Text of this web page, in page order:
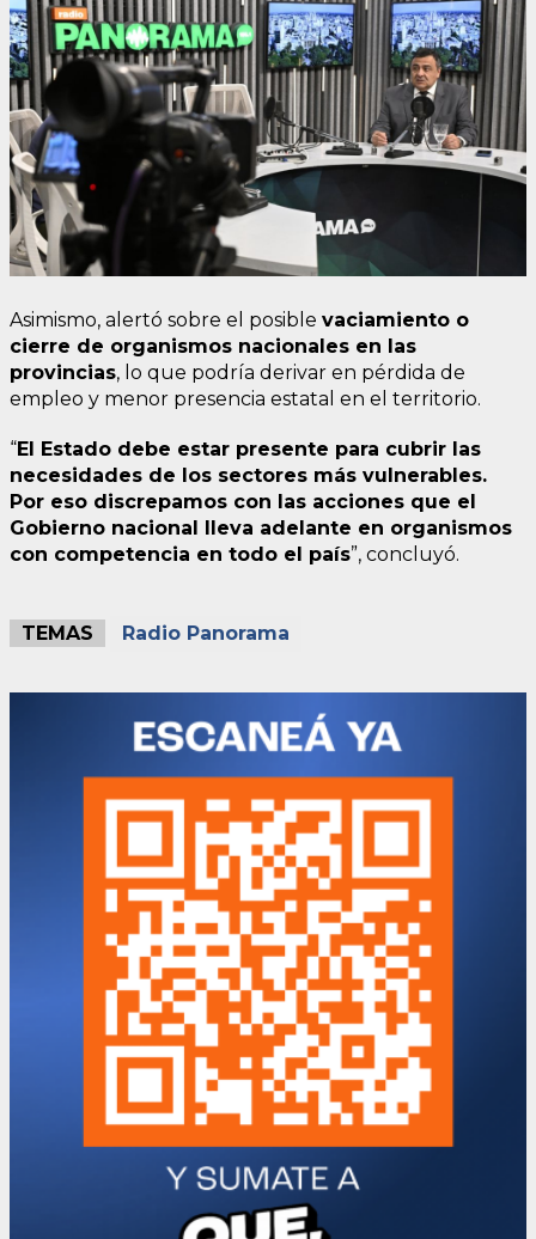
Asimismo, alertó sobre el posible vaciamiento o
cierre de organismos nacionales en las
provincias, lo que podría derivar en pérdida de
empleo y menor presencia estatal en el territorio.
“El Estado debe estar presente para cubrir las
necesidades de los sectores más vulnerables.
Por eso discrepamos con las acciones que el
Gobierno nacional lleva adelante en organismos
con competencia en todo el país”, concluyó.
TEMAS Radio Panorama